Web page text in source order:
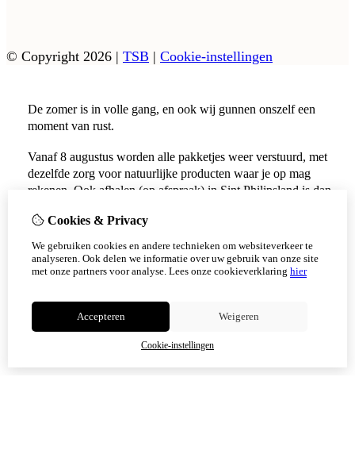
© Copyright 2026 | TSB | Cookie-instellingen
Cookies & Privacy
We gebruiken cookies en andere technieken om websiteverkeer te
analyseren. Ook delen we informatie over uw gebruik van onze site
met onze partners voor analyse. Lees onze cookieverklaring hier
Accepteren Weigeren
Cookie-instellingen
De zomer is in volle gang, en ook wij gunnen onszelf een
moment van rust.
Vanaf 8 augustus worden alle pakketjes weer verstuurd, met
dezelfde zorg voor natuurlijke producten waar je op mag
rekenen. Ook afhalen (op afspraak) in Sint Philipsland is dan
Vanaf 17 augustus zijn alle afhaalpunten (Tholen en
Scherpenisse) weer geopend.